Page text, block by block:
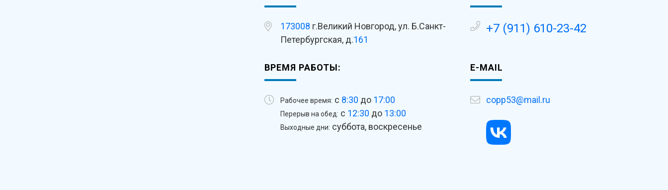
173008 г.Великий Новгород, ул. Б.Санкт-
Петербургская, д.161
+7 (911) 610-23-42
ВРЕМЯ РАБОТЫ:
Рабочее время: с 8:30 до 17:00
Перерыв на обед: с 12:30 до 13:00
Выходные дни: суббота, воскресенье
E-MAIL
copp53@mail.ru